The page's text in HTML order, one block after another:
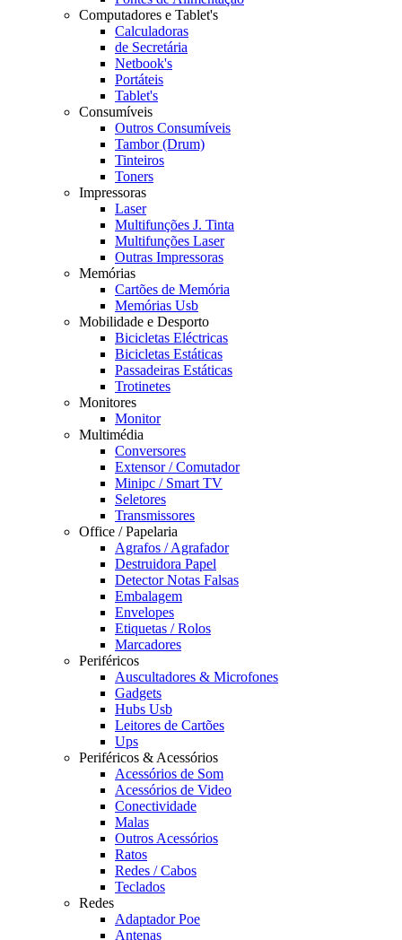
Computadores e Tablet's
Calculadoras
de Secretária
Netbook's
Portáteis
Tablet's
Consumíveis
Outros Consumíveis
Tambor (Drum)
Tinteiros
Toners
Impressoras
Laser
Multifunções J. Tinta
Multifunções Laser
Outras Impressoras
Memórias
Cartões de Memória
Memórias Usb
Mobilidade e Desporto
Bicicletas Eléctricas
Bicicletas Estáticas
Passadeiras Estáticas
Trotinetes
Monitores
Monitor
Multimédia
Conversores
Extensor / Comutador
Minipc / Smart TV
Seletores
Transmissores
Office / Papelaria
Agrafos / Agrafador
Destruidora Papel
Detector Notas Falsas
Embalagem
Envelopes
Etiquetas / Rolos
Marcadores
Periféricos
Auscultadores & Microfones
Gadgets
Hubs Usb
Leitores de Cartões
Ups
Periféricos & Acessórios
Acessórios de Som
Acessórios de Video
Conectividade
Malas
Outros Acessórios
Ratos
Redes / Cabos
Teclados
Redes
Adaptador Poe
Antenas